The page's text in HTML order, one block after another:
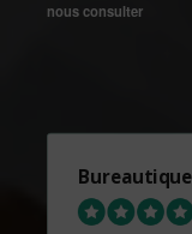
nous consulter